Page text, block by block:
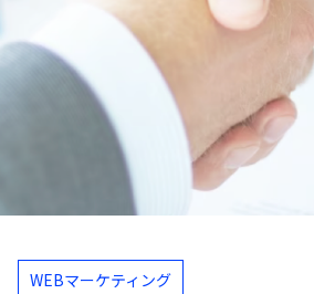
WEBマーケティング